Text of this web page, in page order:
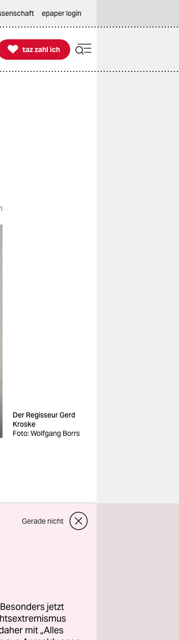
epaper login

taz zahl ich
taz zahl ich
Der Regisseur Gerd
Kroske
Foto: Wolfgang Borrs
Gerade nicht
jetzt
mit „Alles